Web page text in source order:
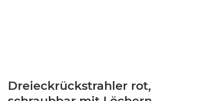
Dreieckrückstrahler rot,